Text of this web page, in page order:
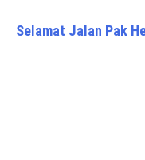
Selamat Jalan Pak